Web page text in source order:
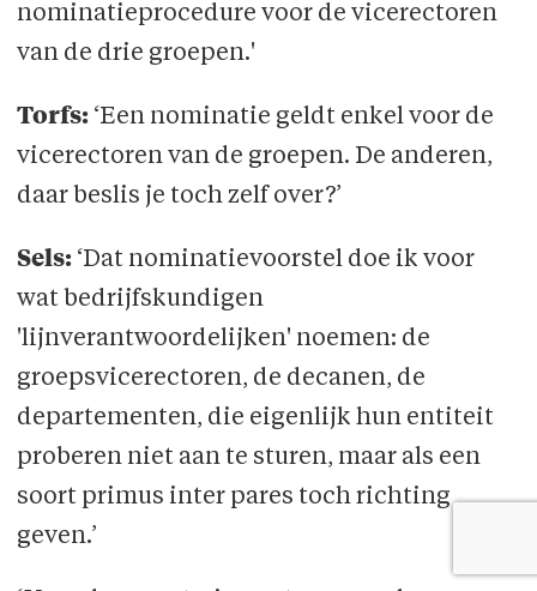
nominatieprocedure voor de vicerectoren
van de drie groepen.'
Torfs: ‘Een nominatie geldt enkel voor de
vicerectoren van de groepen. De anderen,
daar beslis je toch zelf over?’
Sels: ‘Dat nominatievoorstel doe ik voor
wat bedrijfskundigen
'lijnverantwoordelijken' noemen: de
groepsvicerectoren, de decanen, de
departementen, die eigenlijk hun entiteit
proberen niet aan te sturen, maar als een
soort primus inter pares toch richting
geven.’